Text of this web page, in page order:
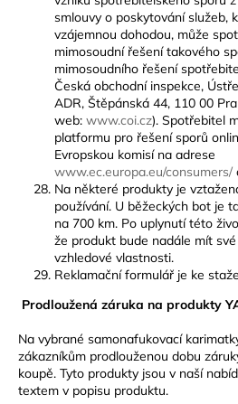
smlouvy o poskytování služeb,
vzájemnou dohodou, může
mimosoudní řešení takového
mimosoudního řešení
Česká obchodní inspekce,
ADR, Štěpánská 44, 110 00
web: www.coi.cz). Spotřebitel
platformu pro řešení sporů
Evropskou komisí na adrese
www.ec.europa.eu/consumers/
Na některé produkty je
používání. U běžeckých bot je
na 700 km. Po uplynutí této
že produkt bude nadále mít
vzhledové vlastnosti.
Reklamační formulář je ke
Prodloužená záruka na produkty
Na vybrané samonafukovací
zákazníkům prodlouženou dobu
koupě. Tyto produkty jsou v naší
textem v popisu produktu.